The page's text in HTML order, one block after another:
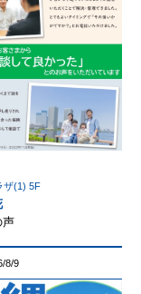
ザ(1) 5F
声
8/9